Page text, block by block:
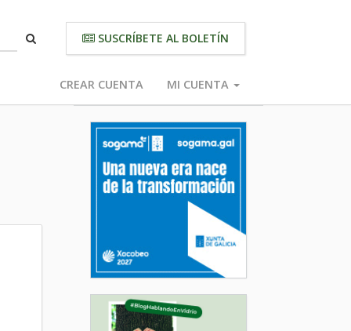
SUSCRÍBETE AL BOLETÍN
CREAR CUENTA MI CUENTA